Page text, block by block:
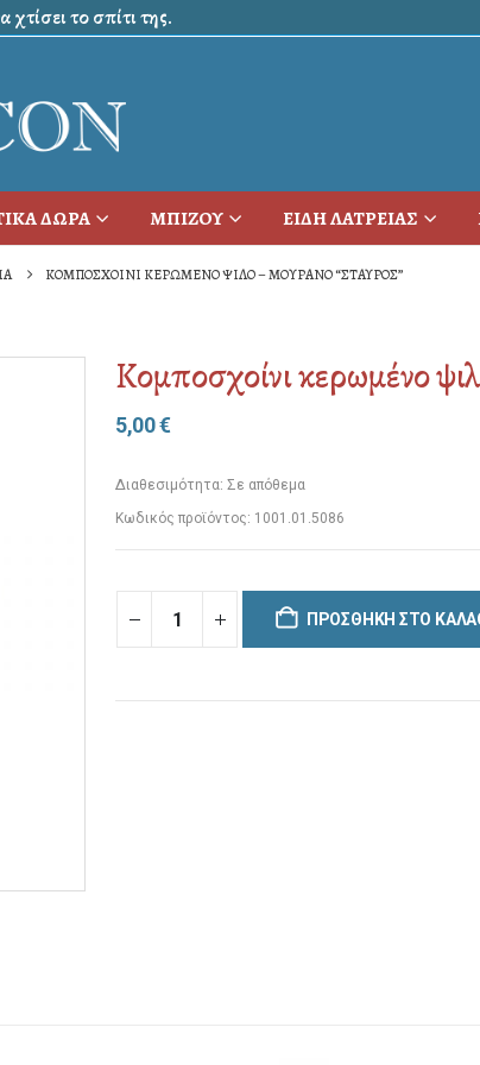
το σπίτι της.
ΔΩΡΑ ΜΠΙΖΟΥ ΕΙΔΗ ΛΑΤΡΕΙΑΣ
ΚΟΜΠΟΣΧΟΊΝΙ ΚΕΡΩΜΈΝΟ ΨΙΛΌ – ΜΟΥΡΆΝΟ “ΣΤΑΥΡΌΣ”
Κομποσχοίνι κερωμένο
5,00€
Διαθεσιμότητα: Σε απόθεμα
Κωδικός προϊόντος: 1001.01.5086
ΠΡΟΣΘΉΚΗ ΣΤΟ